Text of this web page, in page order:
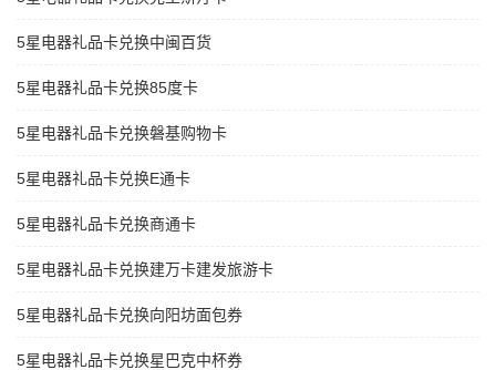
5星电器礼品卡兑换中闽百货
5星电器礼品卡兑换85度卡
5星电器礼品卡兑换磐基购物卡
5星电器礼品卡兑换E通卡
5星电器礼品卡兑换商通卡
5星电器礼品卡兑换建万卡建发旅游卡
5星电器礼品卡兑换向阳坊面包券
5星电器礼品卡兑换星巴克中杯券